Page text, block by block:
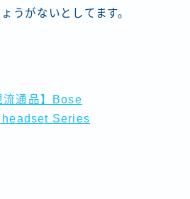
うがないとしてます。
流通品】Bose
Series